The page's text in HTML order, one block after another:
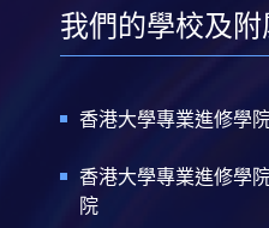
我們的學校及
香港大學專業進修學
香港大學專業進修學
院